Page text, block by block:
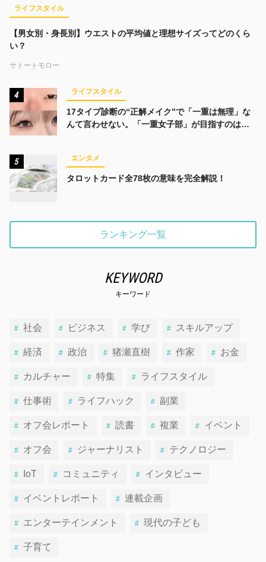
ライフスタイル
【男女別・身長別】ウエストの平均値と理想サイズってどのくら
い？
サトートモロー
4 ライフスタイル
17タイプ診断の“正解メイク”で「一重は無理」な
んて言わせない。「一重女子部」が目指すのは、
5 エンタメ
タロットカード全78枚の意味を完全解説！
ランキング一覧
KEYWORD
キーワード
社会 ビジネス 学び スキルアップ
経済 政治 猪瀬直樹 作家 お金
カルチャー 特集 ライフスタイル
仕事術 ライフハック 副業
オフ会レポート 読書 複業 イベント
オフ会 ジャーナリスト テクノロジー
IoT コミュニティ インタビュー
イベントレポート 連載企画
エンターテインメント 現代の子ども
子育て